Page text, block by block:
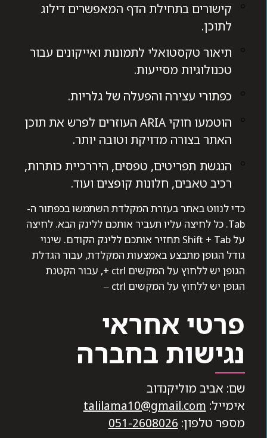
קישורים בתחילת הדף המאפשרים דילוג
לתוכן.
תיאור טקסטואלי לתמונות ואייקונים עבור
טכנולוגיות מסייעות.
כפתורי עצירה והפעלה של גלריות.
הוטמעו חוקי ARIA העוזרים לפרש את תוכן
האתר בצורה מדויקת וטובה יותר.
הנגשת תפריטים, טפסים, היררכיית כותרות,
רכיב טאבים, חלונות קופצים ועוד.
כדי לנווט באתר בעזרת המקלדת השתמשו בכפתור ה-
Tab. כל לחיצה עליו תעביר אותכם ללינק הבא. לחיצה
על Shift + Tab תחזיר אותכם ללינק הקודם. שינוי
גודל הגופן מתבצע באמצעות המקלדת, עבור הגדלת
הגופן יש ללחוץ על המקשים ctrl +, עבור הקטנת
הגופן יש ללחוץ על המקשים ctrl –
פרטי אחראי
נגישות בחברה
שם: אביב מוליקנדוב
אימייל: talilama10@gmail.com
מספר טלפון: 051-2608026